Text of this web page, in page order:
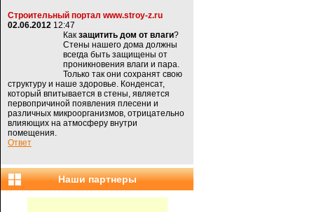
Строительный портал www.stroy-z.ru
02.06.2012 12:47
Как защитить дом от влаги?
Стены нашего дома должны
всегда быть защищены от
проникновения влаги и пара.
Только так они сохранят свою
структуру и наше здоровье. Конденсат,
который впитывается в стены, является
первопричиной появления плесени и
различных микроорганизмов, отрицательно
влияющих на атмосферу внутри
помещения.
Ответ
Наши партнеры